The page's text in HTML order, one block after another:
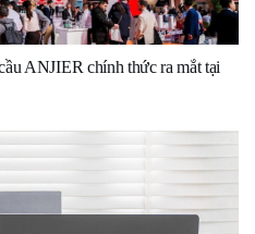
ANJIER chính thức ra mắt tại